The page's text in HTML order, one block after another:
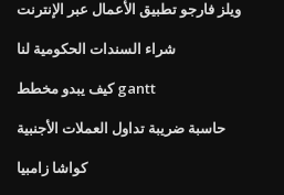
ويلز فارجو تطبيق الأعمال عبر الإنترنت
شراء السندات الحكومية لنا
كيف يبدو مخطط gantt
حاسبة ضريبة تداول العملات الأجنبية
كواشا زامبيا